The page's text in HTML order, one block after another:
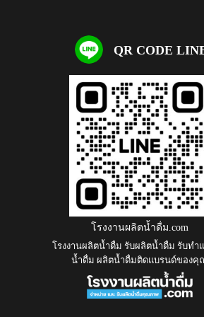
QR CODE
โรงงานผลิตน้ำดื่ม.com
โรงงานผลิตน้ำดื่ม รับผลิตน้ำดื่ม รับทำ
น้ำดื่ม ผลิตน้ำดื่มติดแบรนด์ของคุ